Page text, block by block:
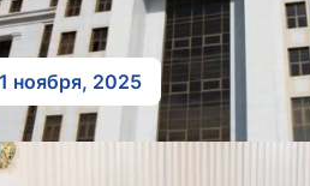
ноября, 2025